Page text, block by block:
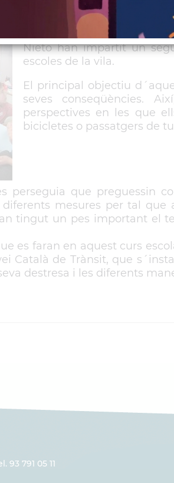
Un any més, la Policia
´Educació i el Servei
la Mobilitat Segura.
Nieto han impartit un
escoles de la vila.
El principal objectiu
seves conseqüències.
perspectives en les que
bicicletes o passatgers de
perseguia que preguessin
mesures per tal que
tingut un pes important el
es faran en aquest curs
Català de Trànsit, que
destresa i les diferents
791 05 11